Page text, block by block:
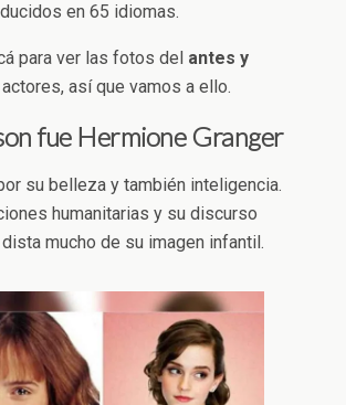
en 65 idiomas.
para ver las fotos del antes y
así que vamos a ello.
fue Hermione Granger
su belleza y también inteligencia.
humanitarias y su discurso
mucho de su imagen infantil.